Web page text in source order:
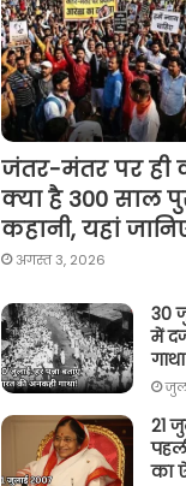
जंतर-मंतर पर ही
क्या है 300 साल
कहानी, यहां
अगस्त 3, 2026
30
में
गाथा
21
का